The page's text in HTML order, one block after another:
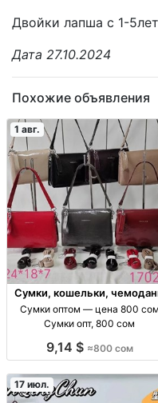
Двойки лапша с 1-
Дата 27.10.2024
Похожие объявления
1 авг.
Сумки, кошельки,
Сумки оптом — цена 800 сом
Сумки опт, 800 сом
9,14 $ ≈800 сом
17 июл.